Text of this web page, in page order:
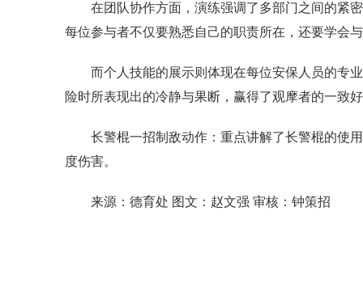
在团队协作方面，演练强调了多部门之间的紧
每位参与者不仅要熟悉自己的职责所在，还要学会
而个人技能的展示则体现在每位安保人员的专
险时所表现出的冷静与果断，赢得了观摩者的一致
长警棍一招制敌动作：重点讲解了长警棍的使
度伤害。
来源：德育处 图文：赵文强 审核：钟策招